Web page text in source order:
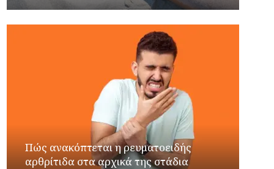
Πώς ανακόπτεται η ρευματοειδής
αρθρίτιδα στα αρχικά της στάδια